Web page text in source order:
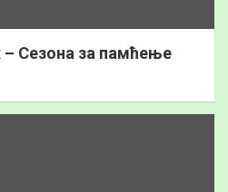
Сезона за памћење